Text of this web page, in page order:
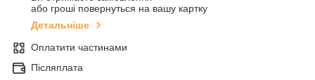
або гроші повернуться на вашу картку
Детальніше
Оплатити частинами
Післяплата